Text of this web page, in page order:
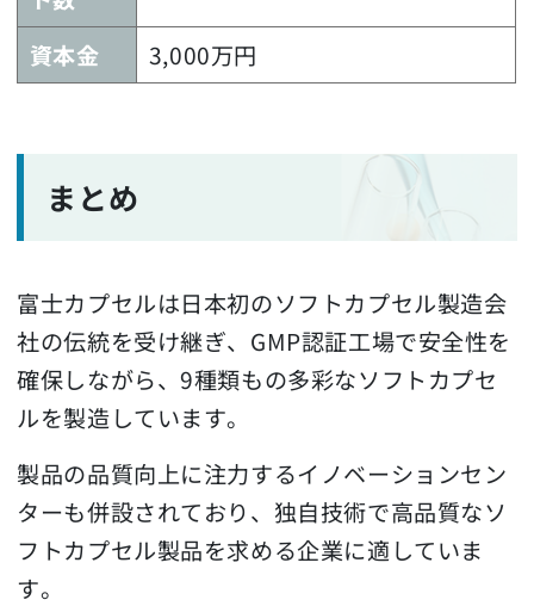
資本金 3,000万円
まとめ
富士カプセルは日本初のソフトカプセル製造会
社の伝統を受け継ぎ、GMP認証工場で安全性を
確保しながら、9種類もの多彩なソフトカプセ
ルを製造しています。
製品の品質向上に注力するイノベーションセン
ターも併設されており、独自技術で高品質なソ
フトカプセル製品を求める企業に適していま
す。